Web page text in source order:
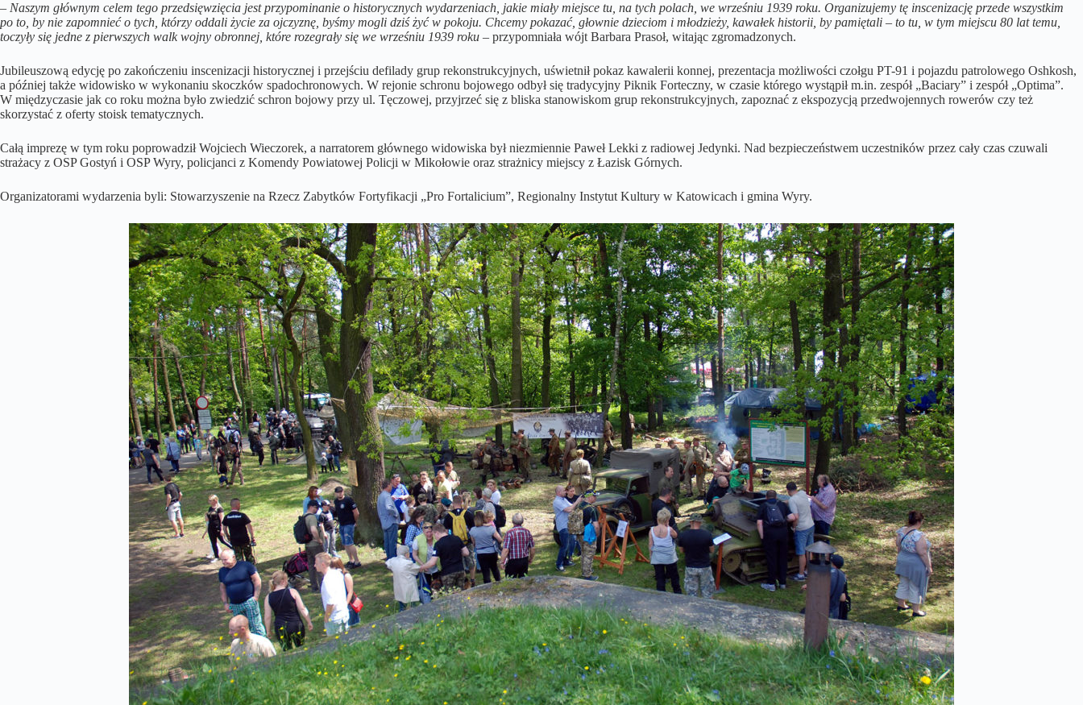
– Naszym głównym celem tego przedsięwzięcia jest przypominanie o historycznych wydarzeniach, jakie miały miejsce tu, na tych polach, we wrześniu 1939 roku. Organizujemy tę inscenizację przede wszystkim
po to, by nie zapomnieć o tych, którzy oddali życie za ojczyznę, byśmy mogli dziś żyć w pokoju. Chcemy pokazać, głownie dzieciom i młodzieży, kawałek historii, by pamiętali – to tu, w tym miejscu 80 lat temu,
toczyły się jedne z pierwszych walk wojny obronnej, które rozegrały się we wrześniu 1939 roku – przypomniała wójt Barbara Prasoł, witając zgromadzonych.
Jubileuszową edycję po zakończeniu inscenizacji historycznej i przejściu defilady grup rekonstrukcyjnych, uświetnił pokaz kawalerii konnej, prezentacja możliwości czołgu PT-91 i pojazdu patrolowego Oshkosh,
a później także widowisko w wykonaniu skoczków spadochronowych. W rejonie schronu bojowego odbył się tradycyjny Piknik Forteczny, w czasie którego wystąpił m.in. zespół „Baciary” i zespół „Optima”.
W międzyczasie jak co roku można było zwiedzić schron bojowy przy ul. Tęczowej, przyjrzeć się z bliska stanowiskom grup rekonstrukcyjnych, zapoznać z ekspozycją przedwojennych rowerów czy też
skorzystać z oferty stoisk tematycznych.
Całą imprezę w tym roku poprowadził Wojciech Wieczorek, a narratorem głównego widowiska był niezmiennie Paweł Lekki z radiowej Jedynki. Nad bezpieczeństwem uczestników przez cały czas czuwali
strażacy z OSP Gostyń i OSP Wyry, policjanci z Komendy Powiatowej Policji w Mikołowie oraz strażnicy miejscy z Łazisk Górnych.
Organizatorami wydarzenia byli: Stowarzyszenie na Rzecz Zabytków Fortyfikacji „Pro Fortalicium”, Regionalny Instytut Kultury w Katowicach i gmina Wyry.